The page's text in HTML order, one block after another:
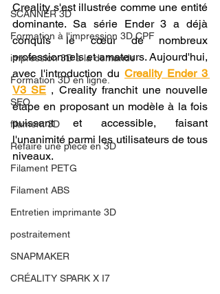
SCANNER 3D
Formation à l'impression 3D CPF
impression 3D à la demande
Formation 3D en ligne.
SEO
filament 3D
Refaire une piece en 3D
Filament PETG
Filament ABS
Entretien imprimante 3D
postraitement
SNAPMAKER
CRÉALITY SPARK X I7
Creality s'est illustrée comme une entité
dominante. Sa série Ender 3 a déjà
conquis le cœur de nombreux
professionnels et amateurs. Aujourd'hui,
avec l'introduction du Creality Ender 3
V3 SE , Creality franchit une nouvelle
étape en proposant un modèle à la fois
puissant et accessible, faisant
l'unanimité parmi les utilisateurs de tous
niveaux.